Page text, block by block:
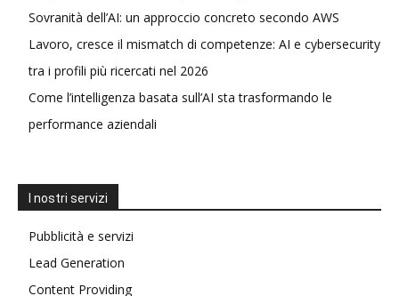
Sovranità dell’AI: un approccio concreto secondo AWS
Lavoro, cresce il mismatch di competenze: AI e cybersecurity
tra i profili più ricercati nel 2026
Come l’intelligenza basata sull’AI sta trasformando le
performance aziendali
I nostri servizi
Pubblicità e servizi
Lead Generation
Content Providing